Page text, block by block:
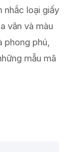
nhắc loại giấy
văn và màu
phong phú,
mẫu mã